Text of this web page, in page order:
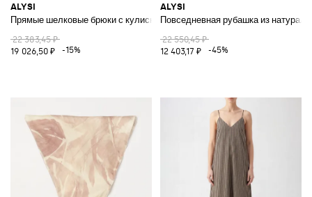
ALYSI
Прямые шелковые брюки с кулиской на талии
22 383,45 ₽
19 026,50 ₽
-15%
ALYSI
Повседневная рубашка из
22 550,45 ₽
12 403,17 ₽
-45%